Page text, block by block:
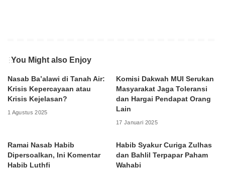
You Might also Enjoy
Nasab Ba’alawi di Tanah Air:
Krisis Kepercayaan atau
Krisis Kejelasan?
1 Agustus 2025
Komisi Dakwah MUI Serukan
Masyarakat Jaga Toleransi
dan Hargai Pendapat Orang
Lain
17 Januari 2025
Ramai Nasab Habib
Dipersoalkan, Ini Komentar
Habib Luthfi
Habib Syakur Curiga Zulhas
dan Bahlil Terpapar Paham
Wahabi